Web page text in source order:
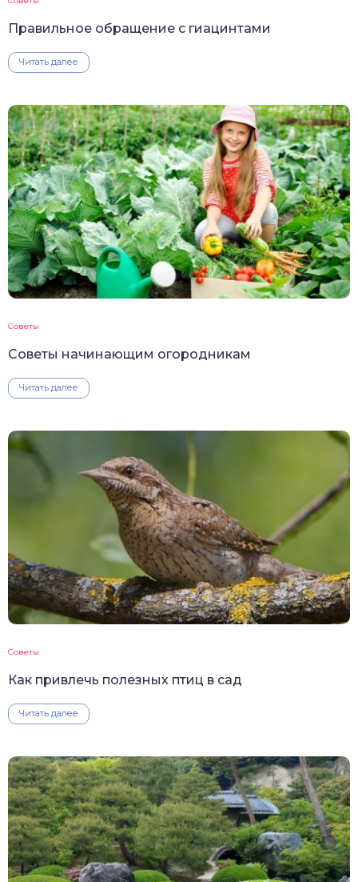
Правильное обращение с гиацинтами
Читать далее
Советы
Советы начинающим огородникам
Читать далее
Советы
Как привлечь полезных птиц в сад
Читать далее